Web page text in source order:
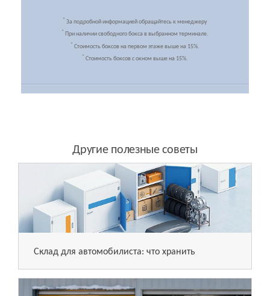
* За подробной информацией обращайтесь к менеджеру
* При наличии свободного бокса в выбранном терминале.
* Стоимость боксов на первом этаже выше на 15%.
* Стоимость боксов с окном выше на 15%.
Другие полезные советы
Склад для автомобилиста: что хранить